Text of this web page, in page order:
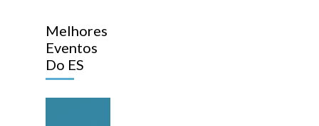
Melhores
Eventos
Do ES